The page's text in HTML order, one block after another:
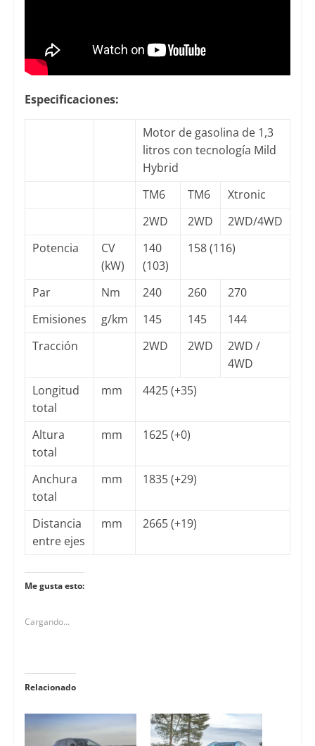
Especificaciones:
Motor de gasolina de 1,3
litros con tecnología Mild
Hybrid
TM6
TM6
Xtronic
2WD
2WD
2WD/4WD
Potencia
CV
(kW)
140
(103)
158 (116)
Par Nm 240 260
270
Emisiones
g/km 145 145
144
Tracción
2WD 2WD
2WD /
4WD
Longitud
total
mm 4425 (+35)
Altura
total
mm 1625 (+0)
Anchura
total
mm 1835 (+29)
Distancia
entre ejes
mm 2665 (+19)
Me gusta esto:
Cargando...
Relacionado